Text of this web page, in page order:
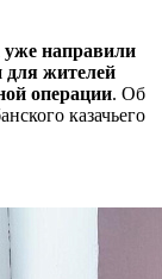
уже направили
для жителей
операции. Об
казачьего